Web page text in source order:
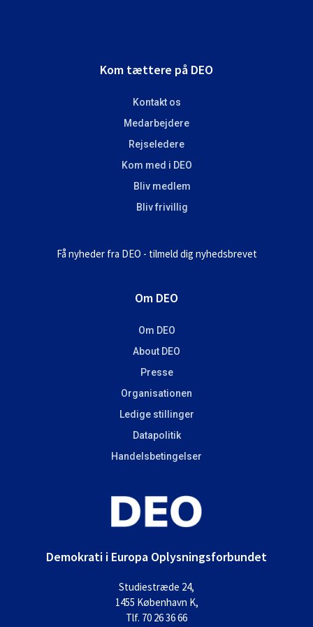
Kom tættere på DEO
Kontakt os
Medarbejdere
Rejseledere
Kom med i DEO
Bliv medlem
Bliv frivillig
Få nyheder fra DEO - tilmeld dig nyhedsbrevet
Om DEO
Om DEO
About DEO
Presse
Organisationen
Ledige stillinger
Datapolitik
Handelsbetingelser
Demokrati i Europa Oplysningsforbundet
Studiestræde 24,
1455 København K,
Tlf. 70 26 36 66